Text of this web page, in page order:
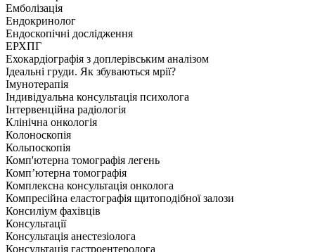
Емболізація
Ендокринолог
Ендоскопічні дослідження
ЕРХПГ
Ехокардіографія з доплерівським аналізом
Ідеальні груди. Як збуваються мрії?
Імунотерапія
Індивідуальна консультація психолога
Інтервенційна радіологія
Клінічна онкологія
Колоноскопія
Кольпоскопія
Комп'ютерна томографія легень
Комп’ютерна томографія
Комплексна консультація онколога
Компресійна еластографія щитоподібної залози
Консиліум фахівців
Консультації
Консультація анестезіолога
Консультація гастроентеролога